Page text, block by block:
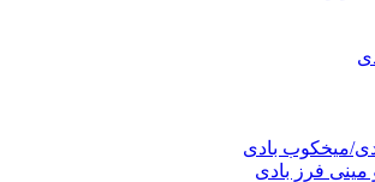
میخکوب بادی
فرز بادی